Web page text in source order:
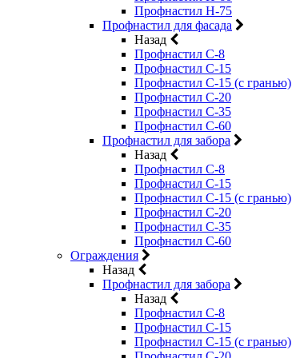
Профнастил Н-75
Профнастил для фасада
Назад
Профнастил С-8
Профнастил С-15
Профнастил С-15 (с гранью)
Профнастил С-20
Профнастил С-35
Профнастил С-60
Профнастил для забора
Назад
Профнастил С-8
Профнастил С-15
Профнастил С-15 (с гранью)
Профнастил С-20
Профнастил С-35
Профнастил С-60
Ограждения
Назад
Профнастил для забора
Назад
Профнастил С-8
Профнастил С-15
Профнастил С-15 (с гранью)